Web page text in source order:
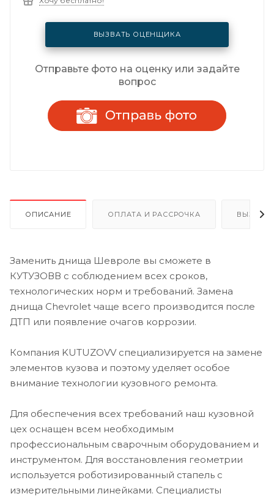
ВЫЗВАТЬ ОЦЕНЩИКА
Отправьте фото на оценку или задайте
вопрос
ОПИСАНИЕ ОПЛАТА И РАССРОЧКА ВЫЗОВ
Заменить днища Шевроле вы сможете в
КУТУЗОВВ с соблюдением всех сроков,
технологических норм и требований. Замена
днища Chevrolet чаще всего производится после
ДТП или появление очагов коррозии.
Компания KUTUZOVV специализируется на замене
элементов кузова и поэтому уделяет особое
внимание технологии кузовного ремонта.
Для обеспечения всех требований наш кузовной
цех оснащен всем необходимым
профессиональным сварочным оборудованием и
инструментом. Для восстановления геометрии
используется роботизированный стапель с
измерительными линейками. Специалисты